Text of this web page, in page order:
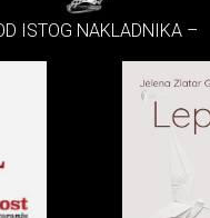
ISTOG NAKLADNIKA –